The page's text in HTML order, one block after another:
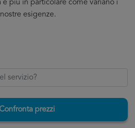
e più in particolare come variano i
esigenze.
Confronta prezzi